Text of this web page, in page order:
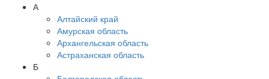
А
Алтайский край
Амурская область
Архангельская область
Астраханская область
Б